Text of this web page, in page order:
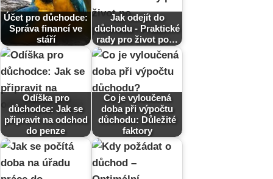
Účet pro důchodce:
Správa financí ve
stáří
Jak odejít do
důchodu - Praktické
rady pro život po…
Odíška pro
důchodce: Jak se
připravit na odchod
do penze
Co je vyloučená
doba při výpočtu
důchodu: Důležité
faktory